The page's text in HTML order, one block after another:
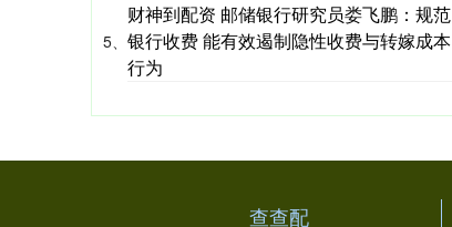
5、
财神到配资 邮储银行研究员娄飞鹏：规范
银行收费 能有效遏制隐性收费与转嫁成本
行为
查查配